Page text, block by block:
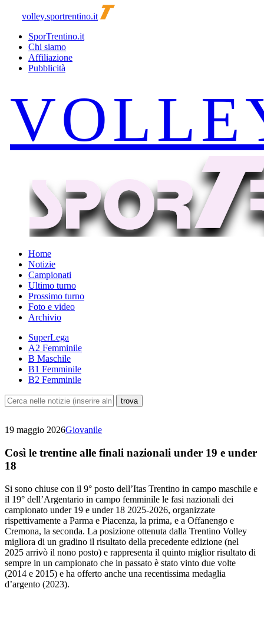
volley.sportrentino.it
SporTrentino.it
Chi siamo
Affiliazione
Pubblicità
Home
Notizie
Campionati
Ultimo turno
Prossimo turno
Foto e video
Archivio
SuperLega
A2 Femminile
B Maschile
B1 Femminile
B2 Femminile
19 maggio 2026Giovanile
Così le trentine alle finali nazionali under 19 e under
18
Si sono chiuse con il 9° posto dell’Itas Trentino in campo maschile e
il 19° dell’Argentario in campo femminile le fasi nazionali dei
campionato under 19 e under 18 2025-2026, organizzate
rispettivamente a Parma e Piacenza, la prima, e a Offanengo e
Cremona, la seconda. La posizione ottenuta dalla Trentino Volley
migliora di un gradino il risultato della precedente edizione (nel
2025 arrivò il nono posto) e rappresenta il quinto miglior risultato di
sempre in un campionato che in passato è stato vinto due volte
(2014 e 2015) e ha offerto anche una recentissima medaglia
d’argento (2023).